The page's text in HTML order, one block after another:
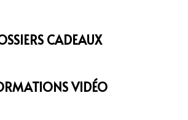
CADEAUX
VIDÉO